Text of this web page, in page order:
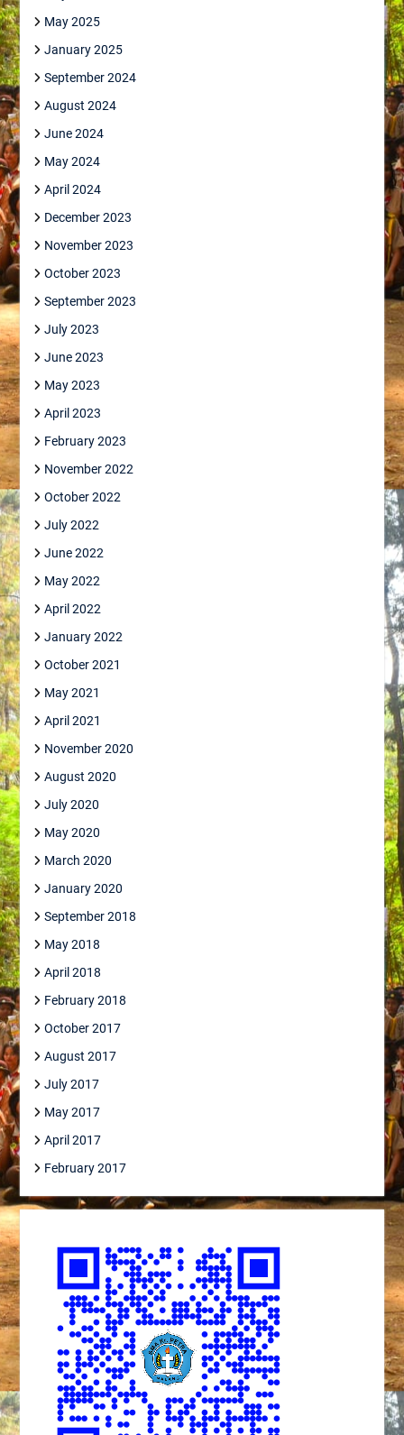
May 2025
January 2025
September 2024
August 2024
June 2024
May 2024
April 2024
December 2023
November 2023
October 2023
September 2023
July 2023
June 2023
May 2023
April 2023
February 2023
November 2022
October 2022
July 2022
June 2022
May 2022
April 2022
January 2022
October 2021
May 2021
April 2021
November 2020
August 2020
July 2020
May 2020
March 2020
January 2020
September 2018
May 2018
April 2018
February 2018
October 2017
August 2017
July 2017
May 2017
April 2017
February 2017